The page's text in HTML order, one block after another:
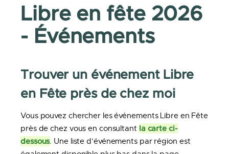
Libre en fête 2026
- Événements
Trouver un événement Libre
en Fête près de chez moi
Vous pouvez chercher les événements Libre en Fête
près de chez vous en consultant la carte ci-
dessous. Une liste d’événements par région est